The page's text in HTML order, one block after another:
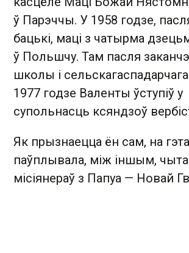
ў Парэччы. У 1958 годзе,
бацькі, маці з чатырма
ў Польшчу. Там пасля
школы і сельскагаспадарчага
1977 годзе Валенты ўступіў у
супольнасць ксяндзоў
Як прызнаецца ён сам, на
паўплывала, між іншым,
місіянераў з Папуа — Новай